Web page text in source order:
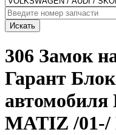
Искать
306 Замок
Гарант
MATIZ /